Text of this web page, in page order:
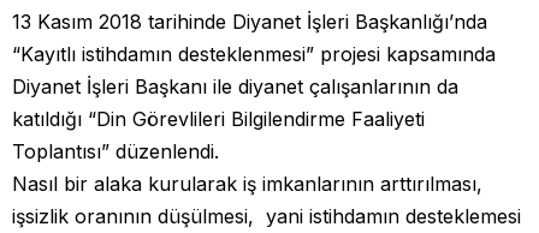
13 Kasım 2018 tarihinde Diyanet İşleri Başkanlığı’nda
“Kayıtlı istihdamın desteklenmesi” projesi kapsamında
Diyanet İşleri Başkanı ile diyanet çalışanlarının da
katıldığı “Din Görevlileri Bilgilendirme Faaliyeti
Toplantısı” düzenlendi.
Nasıl bir alaka kurularak iş imkanlarının arttırılması,
işsizlik oranının düşülmesi, yani istihdamın desteklemesi